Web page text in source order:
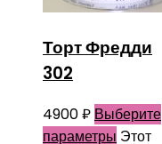
Торт Фредди
302
4900₽ Выберите
параметры Этот